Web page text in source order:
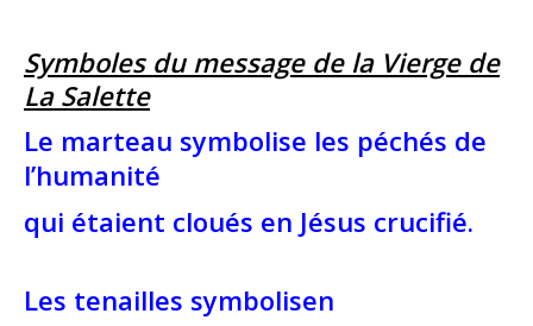
Symboles du message de la Vierge de
La Salette
Le marteau symbolise les péchés de
l’humanité
qui étaient cloués en Jésus crucifié.
Les tenailles symbolisen